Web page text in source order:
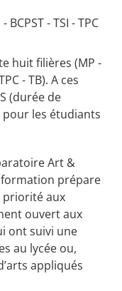
BCPST - TSI - TPC
huit filières (MP -
- TB). A ces
(durée de
les étudiants
Art &
formation prépare
priorité aux
ouvert aux
ont suivi une
au lycée ou,
appliqués